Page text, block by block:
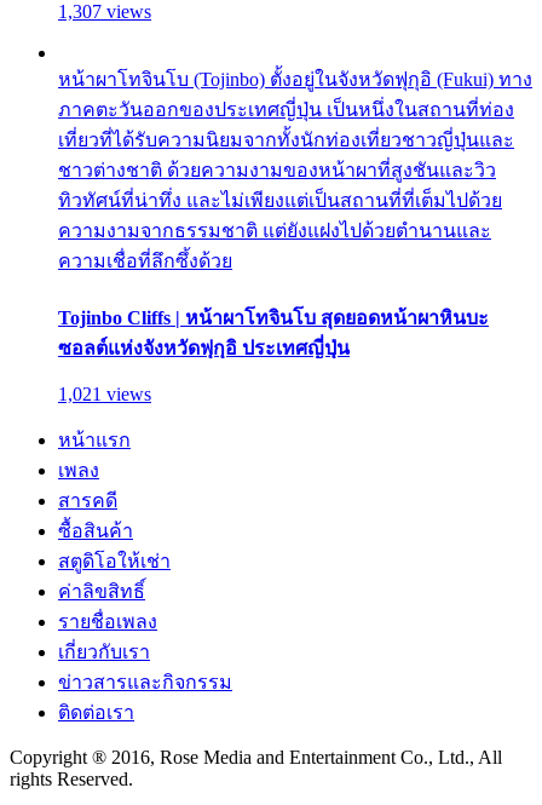
1,307 views
หน้าผาโทจินโบ (Tojinbo) ตั้งอยู่ในจังหวัดฟุกุอิ (Fukui) ทาง
ภาคตะวันออกของประเทศญี่ปุ่น เป็นหนึ่งในสถานที่ท่อง
เที่ยวที่ได้รับความนิยมจากทั้งนักท่องเที่ยวชาวญี่ปุ่นและ
ชาวต่างชาติ ด้วยความงามของหน้าผาที่สูงชันและวิว
ทิวทัศน์ที่น่าทึ่ง และไม่เพียงแต่เป็นสถานที่ที่เต็มไปด้วย
ความงามจากธรรมชาติ แต่ยังแฝงไปด้วยตำนานและ
ความเชื่อที่ลึกซึ้งด้วย
Tojinbo Cliffs | หน้าผาโทจินโบ สุดยอดหน้าผาหินบะ
ซอลต์แห่งจังหวัดฟุกุอิ ประเทศญี่ปุ่น
1,021 views
หน้าแรก
เพลง
สารคดี
ซื้อสินค้า
สตูดิโอให้เช่า
ค่าลิขสิทธิ์
รายชื่อเพลง
เกี่ยวกับเรา
ข่าวสารและกิจกรรม
ติดต่อเรา
Copyright ® 2016, Rose Media and Entertainment Co., Ltd., All
rights Reserved.